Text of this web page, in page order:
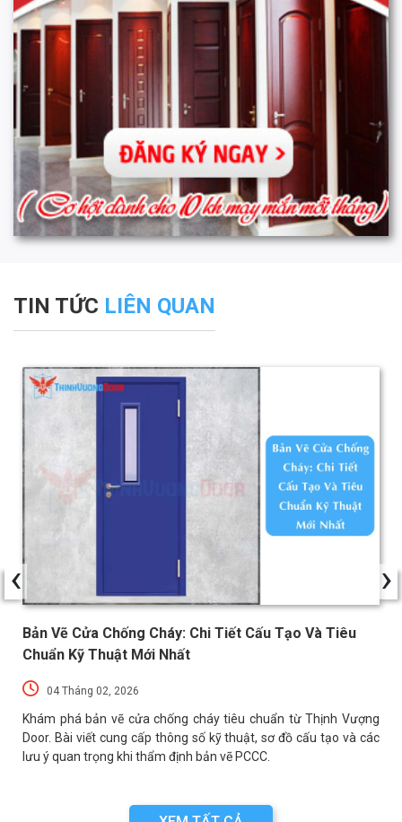
TIN TỨC LIÊN QUAN
Bản Vẽ Cửa Chống Cháy: Chi Tiết Cấu Tạo Và Tiêu
Chuẩn Kỹ Thuật Mới Nhất
04 Tháng 02, 2026
Khám phá bản vẽ cửa chống cháy tiêu chuẩn từ Thịnh Vượng
Door. Bài viết cung cấp thông số kỹ thuật, sơ đồ cấu tạo và các
lưu ý quan trọng khi thẩm định bản vẽ PCCC.
‹ ›